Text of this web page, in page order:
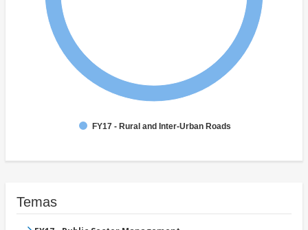
FY17 - Rural and Inter-Urban Roads
Temas